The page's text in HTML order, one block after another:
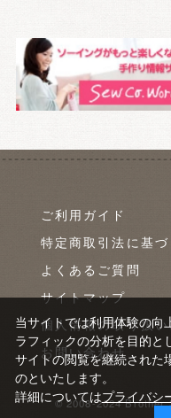
ご利用ガイド
特定商取引法に基づ
よくあるご質問
サイトマップ
個人情報の取り扱
お問い合わせ
© 2008-2024 Brother
当サイトでは利用体験の向
ラフィックの分析を目的と
サイトの閲覧を継続された
のといたします。
詳細についてはプライバシ